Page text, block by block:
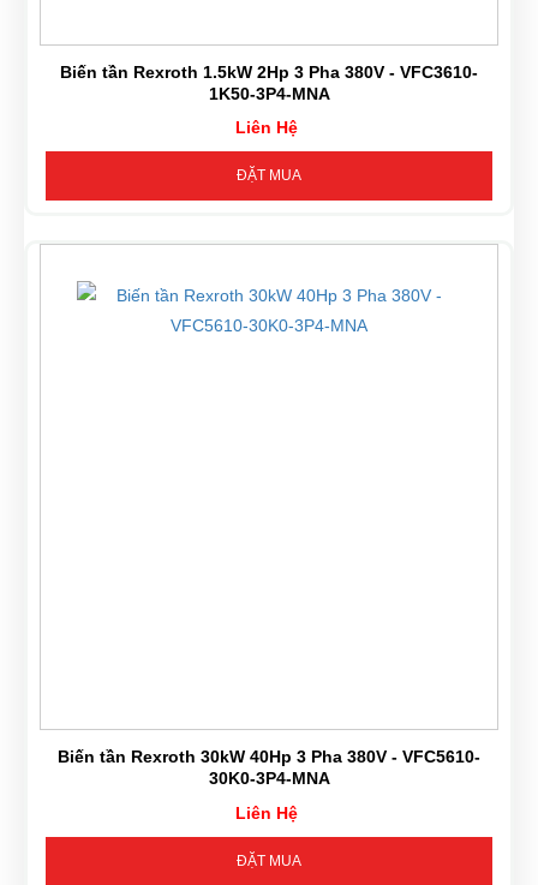
Biến tần Rexroth 1.5kW 2Hp 3 Pha 380V - VFC3610-
1K50-3P4-MNA
Liên Hệ
ĐẶT MUA
Biến tần Rexroth 30kW 40Hp 3 Pha 380V - VFC5610-
30K0-3P4-MNA
Liên Hệ
ĐẶT MUA